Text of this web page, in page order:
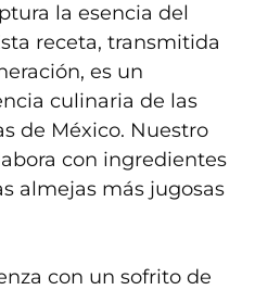
la esencia del
receta, transmitida
es un
culinaria de las
de México. Nuestro
con ingredientes
almejas más jugosas
con un sofrito de